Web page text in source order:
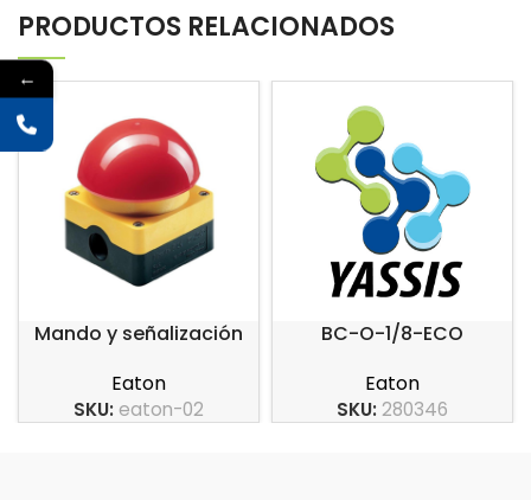
PRODUCTOS RELACIONADOS
Mando y señalización
Eaton
SKU: eaton-02
BC-O-1/8-ECO
Eaton
SKU:280346
←